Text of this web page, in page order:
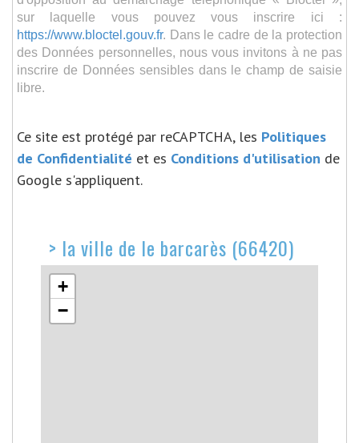
sur laquelle vous pouvez vous inscrire ici :
https://www.bloctel.gouv.fr. Dans le cadre de la protection
des Données personnelles, nous vous invitons à ne pas
inscrire de Données sensibles dans le champ de saisie
libre.
Ce site est protégé par reCAPTCHA, les Politiques
de Confidentialité et es Conditions d'utilisation de
Google s'appliquent.
> la ville de le barcarès (66420)
+
−